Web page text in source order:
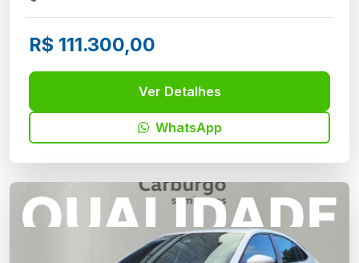
R$ 111.300,00
Ver Detalhes
WhatsApp